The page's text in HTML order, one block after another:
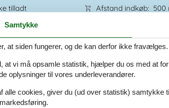
tilladt
8.400 m
Afstand indkøb 500
Ja
Ja
Ladestander til elbil
Rundt om huset
Samtykke
at siden fungerer, og de kan derfor ikke fravælges.
at vi må opsamle statistik, hjælper du os med at
oplysninger til vores underleverandører.
alle cookies, giver du (ud over statistik) samtykke